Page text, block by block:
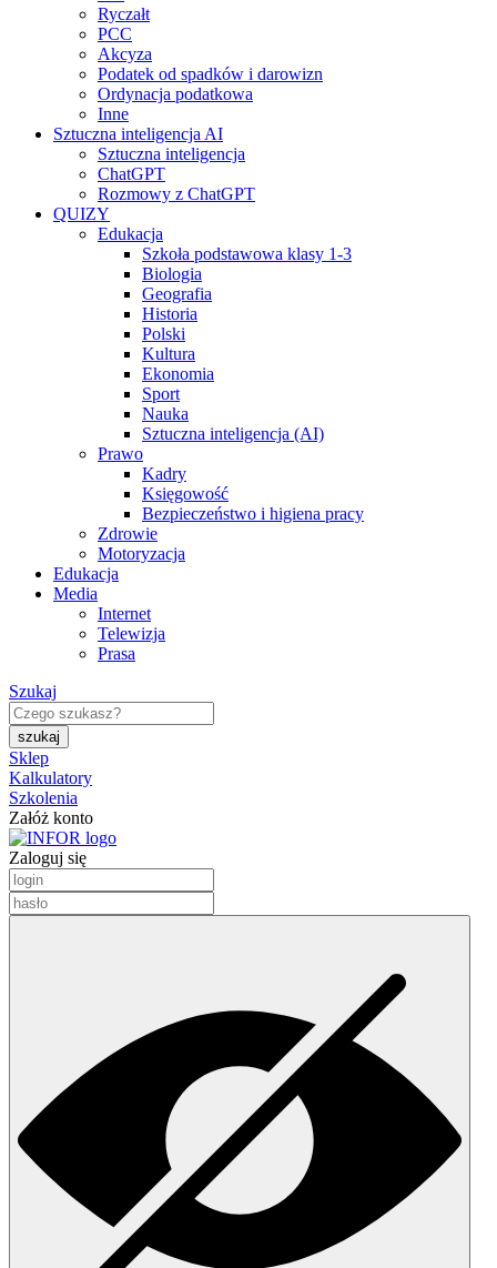
Ryczałt
PCC
Akcyza
Podatek od spadków i darowizn
Ordynacja podatkowa
Inne
Sztuczna inteligencja AI
Sztuczna inteligencja
ChatGPT
Rozmowy z ChatGPT
QUIZY
Edukacja
Szkoła podstawowa klasy 1-3
Biologia
Geografia
Historia
Polski
Kultura
Ekonomia
Sport
Nauka
Sztuczna inteligencja (AI)
Prawo
Kadry
Księgowość
Bezpieczeństwo i higiena pracy
Zdrowie
Motoryzacja
Edukacja
Media
Internet
Telewizja
Prasa
Szukaj
Sklep
Kalkulatory
Szkolenia
Załóż konto
Zaloguj się